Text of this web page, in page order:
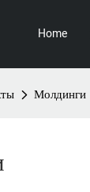
Home
Молдинги